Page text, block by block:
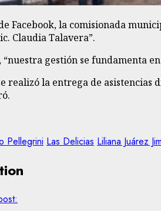
Facebook, la comisionada
Claudia Talavera”.
“nuestra gestión se fundamenta
realizó la entrega de asistencias
Pellegrini Las Delicias Liliana Juárez